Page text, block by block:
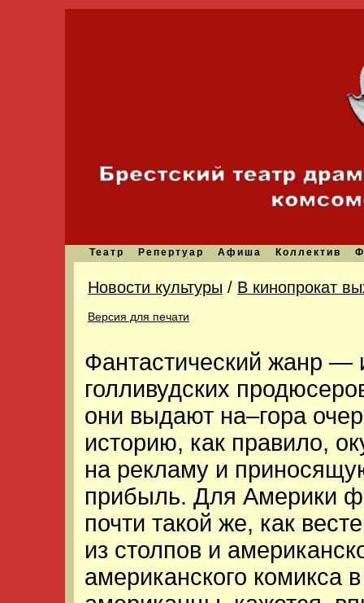
Театр Репертуар Афиша Коллектив
Новости культуры / В кинопрокат
Версия для печати
Фантастический жанр —
голливудских
они выдают на–гора
историю, как правило,
на рекламу и
прибыль. Для Америки
почти такой же, как
из столпов и
американского комикса